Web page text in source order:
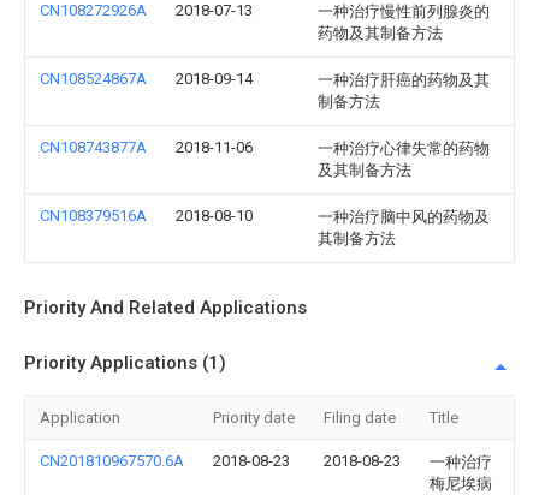
CN108272926A 2018-07-13
一种治疗慢性前列腺炎的
药物及其制备方法
CN108524867A 2018-09-14
一种治疗肝癌的药物及其
制备方法
CN108743877A 2018-11-06
一种治疗心律失常的药物
及其制备方法
CN108379516A 2018-08-10
一种治疗脑中风的药物及
其制备方法
Priority And Related Applications
Priority Applications (1)
Application Priority date Filing date Title
CN201810967570.6A 2018-08-23 2018-08-23
一种治疗
梅尼埃病